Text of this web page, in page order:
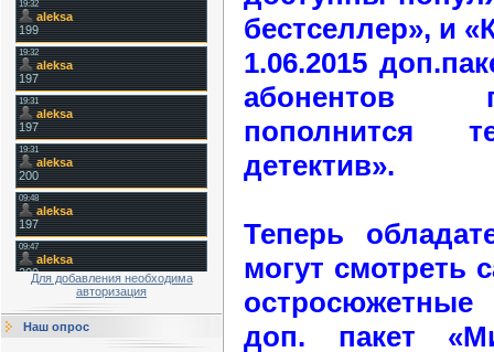
Для добавления необходима
авторизация
Наш опрос
бестселлер», и
1.06.2015
абонентов
пополнится
детектив».
Теперь
могут смотреть
остросюжетные
доп. пакет